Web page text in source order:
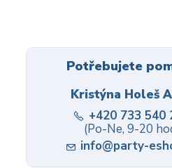
Potřebujete
Kristýna Holeš
+420 733 540
(Po-Ne, 9-20
info@party-